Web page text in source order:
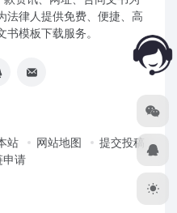
法律人提供免费、便捷、高
模板下载服务。
站 网站地图
提交投稿
申请